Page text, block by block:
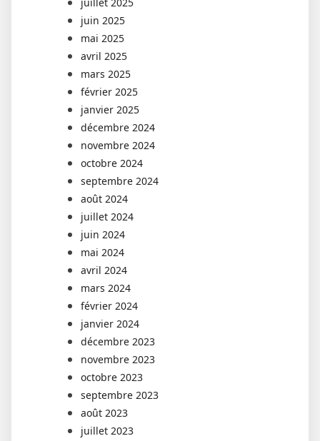
juillet 2025
juin 2025
mai 2025
avril 2025
mars 2025
février 2025
janvier 2025
décembre 2024
novembre 2024
octobre 2024
septembre 2024
août 2024
juillet 2024
juin 2024
mai 2024
avril 2024
mars 2024
février 2024
janvier 2024
décembre 2023
novembre 2023
octobre 2023
septembre 2023
août 2023
juillet 2023